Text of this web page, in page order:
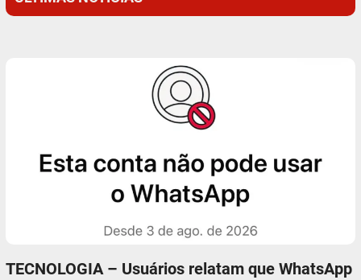
TECNOLOGIA – Usuários relatam que WhatsApp